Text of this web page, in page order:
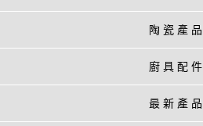
陶 瓷 產 品
廚 具 配 件
最 新 產 品